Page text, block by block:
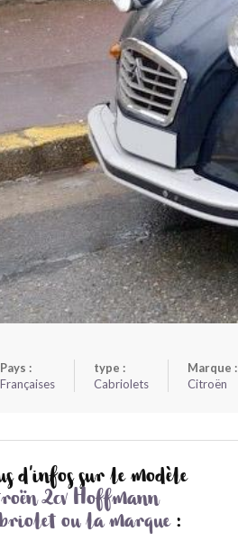
Pays :
Françaises
type :
Cabriolets
Marque :
Citroën
d'infos sur le modèle
2cv Hoffmann
ou la marque: